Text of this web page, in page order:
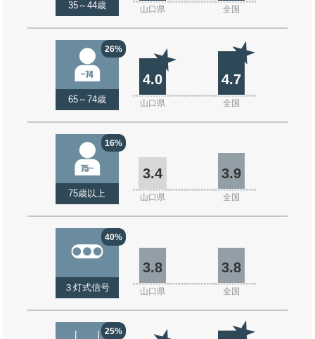
35～44歳 山口県 全国
26%
65～74歳
4.0 4.7
山口県 全国
16%
75歳以上
3.4 3.9
山口県 全国
40%
３灯式信号
3.8 3.8
山口県 全国
25%